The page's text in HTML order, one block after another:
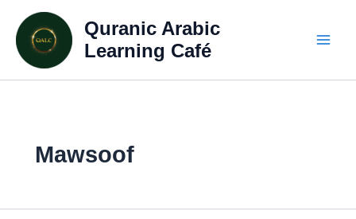
to
content
Quranic Arabic
Learning Café
Mawsoof